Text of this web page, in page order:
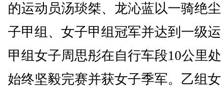
的运动员汤琰桀、龙沁蓝以一骑绝
子甲组、女子甲组冠军并达到一级
甲组女子周思彤在自行车段10公里
始终坚毅完赛并获女子季军。乙组